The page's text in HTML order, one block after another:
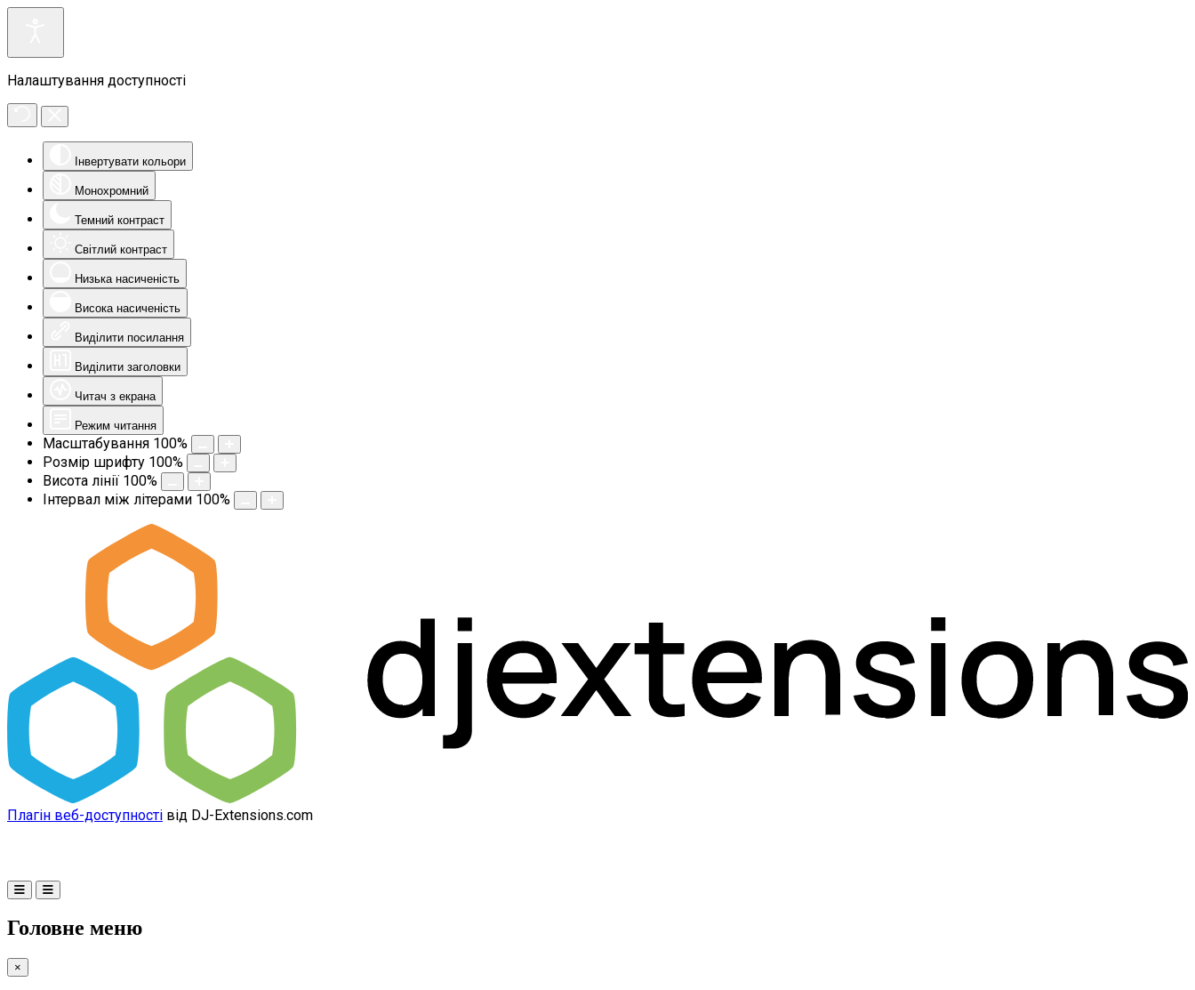
Налаштування доступності
Інвертувати кольори
Монохромний
Темний контраст
Світлий контраст
Низька насиченість
Висока насиченість
Виділити посилання
Виділити заголовки
Читач з екрана
Режим читання
Масштабування 100%
Розмір шрифту 100%
Висота лінії 100%
Інтервал між літерами 100%
Плагін веб-доступності від DJ-Extensions.com
Головне меню
×